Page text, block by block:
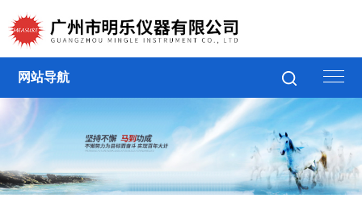
网站导航